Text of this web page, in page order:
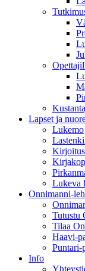
Lapset ja
Lukemo
Lukeva
Onnimanni-
Tutustu
Tilaa
Haavi-
Puntari-
Info